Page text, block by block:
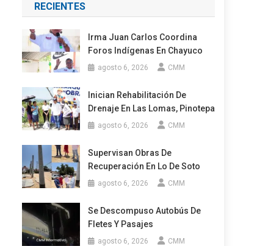
RECIENTES
Irma Juan Carlos Coordina
Foros Indígenas En Chayuco
agosto 6, 2026 CMM
Inician Rehabilitación De
Drenaje En Las Lomas, Pinotepa
agosto 6, 2026 CMM
Supervisan Obras De
Recuperación En Lo De Soto
agosto 6, 2026 CMM
Se Descompuso Autobús De
Fletes Y Pasajes
agosto 6, 2026 CMM